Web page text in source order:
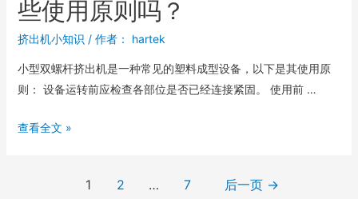
些使用原则吗？
挤出机小知识 / 作者： hartek
小型双螺杆挤出机是一种常见的塑料成型设备，以下是其使用原
则： 设备运转前应检查各部位是否已经连接紧固。 使用前 …
查看全文 »
1 2 … 7 后一页 →